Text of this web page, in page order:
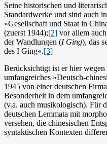
Seine historischen und
Standardwerke und sind auch
»Gesellschaft und Staat in
(zuerst 1944);[2] vor allem
der Wandlungen (I Ging), das
des I Ging«.[3]
Berücksichtigt ist er hier
umfangreiches »Deutsch-
1945 von einer deutschen
Besonderheit in dem
(v.a. auch musikologisch). Für
deutschen Lemmata mit
versehen, die chinesischen
syntaktischen Kontexten